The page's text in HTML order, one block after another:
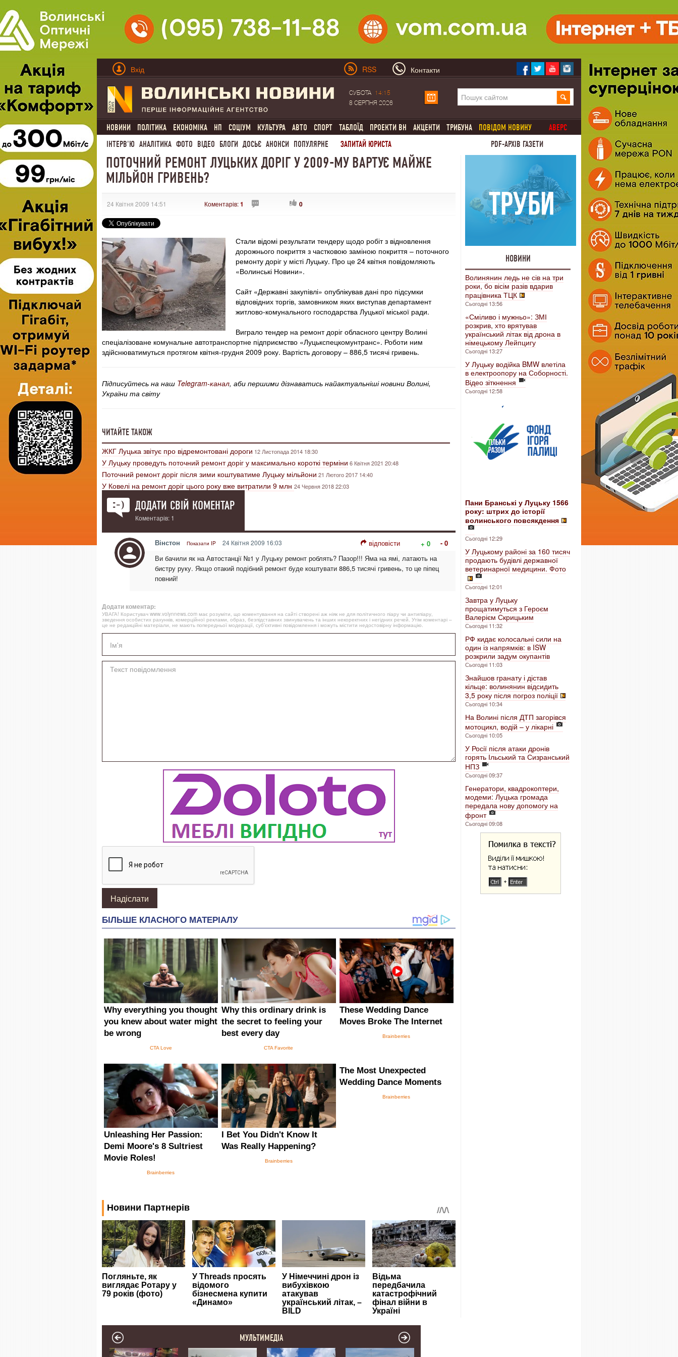
Вхід RSS Контакти
СУБОТА
14:15
8 СЕРПНЯ 2026
НОВИНИ ПОЛІТИКА ЕКОНОМІКА НП СОЦІУМ КУЛЬТУРА АВТО СПОРТ ТАБЛОЇД ПРОЕКТИ ВН АКЦЕНТИ ТРИБУНА ПОВІДОМ НОВИНУ
АВЕРС
ІНТЕРВ'Ю АНАЛІТИКА ФОТО ВІДЕО БЛОГИ ДОСЬЄ АНОНСИ ПОПУЛЯРНЕ ЗАПИТАЙ ЮРИСТА PDF-АРХІВ ГАЗЕТИ
ПОТОЧНИЙ РЕМОНТ ЛУЦЬКИХ ДОРІГ У 2009-МУ ВАРТУЄ МАЙЖЕ
МІЛЬЙОН ГРИВЕНЬ?
24 Квітня 2009 14:51 Коментарів:1 0
Стали відомі результати тендеру щодо робіт з відновлення
дорожнього покриття з частковою заміною покриття – поточного
ремонту доріг у місті Луцьку. Про це 24 квітня повідомляють
«Волинські Новини».
Сайт «Державні закупівлі» опублікував дані про підсумки
відповідних торгів, замовником яких виступав департамент
житлово-комунального господарства Луцької міської ради.
Виграло тендер на ремонт доріг обласного центру Волині
спеціалізоване комунальне автотранспортне підприємство «Луцькспецкомунтранс». Роботи ним
здійснюватимуться протягом квітня-грудня 2009 року. Вартість договору – 886,5 тисячі гривень.
Підписуйтесь на наш Telegram-канал, аби першими дізнаватись найактуальніші новини Волині,
України та світу
ЧИТАЙТЕ ТАКОЖ
ЖКГ Луцька звітує про відремонтовані дороги 12 Листопада 2014 18:30
У Луцьку проведуть поточний ремонт доріг у максимально короткі терміни 6 Квітня 2021 20:48
Поточний ремонт доріг після зими коштуватиме Луцьку мільйони 21 Лютого 2017 14:40
У Ковелі на ремонт доріг цього року вже витратили 9 млн 24 Червня 2018 22:03
ДОДАТИ СВІЙ КОМЕНТАР
Коментарів: 1
Вінстон Показати IP 24 Квітня 2009 16:03 відповісти + 0
- 0
Ви бачили як на Автостанції №1 у Луцьку ремонт роблять? Пазор!!! Яма на ямі, латають на
бистру руку. Якщо отакий подібний ремонт буде коштувати 886,5 тисячі гривень, то це піпец
повний!
Додати коментар:
УВАГА! Користувач www.volynnews.com має розуміти, що коментування на сайті створені аж ніяк не для політичного піару чи антипіару,
зведення особистих рахунків, комерційної реклами, образ, безпідставних звинувачень та інших некоректних і негідних речей. Утім коментарі –
це не редакційні матеріали, не мають попередньої модерації, суб’єктивні повідомлення і можуть містити недостовірну інформацію.
НОВИНИ
Волинянин ледь не сів на три
роки, бо вісім разів вдарив
працівника ТЦК
Сьогодні 13:56
«Сміливо і мужньо»: ЗМІ
розкрив, хто врятував
український літак від дрона в
німецькому Лейпцигу
Сьогодні 13:27
У Луцьку водійка BMW влетіла
в електроопору на Соборності.
Відео зіткнення
Сьогодні 12:58
Пани Бранські у Луцьку 1566
року: штрих до історії
волинського повсякдення
Сьогодні 12:29
У Луцькому районі за 160 тисяч
продають будівлі державної
ветеринарної медицини. Фото
Сьогодні 12:01
Завтра у Луцьку
прощатимуться з Героєм
Валерієм Скрицьким
Сьогодні 11:32
РФ кидає колосальні сили на
один із напрямків: в ISW
розкрили задум окупантів
Сьогодні 11:03
Знайшов гранату і дістав
кільце: волинянин відсидить
3,5 року після погроз поліції
Сьогодні 10:34
На Волині після ДТП загорівся
мотоцикл, водій – у лікарні
Сьогодні 10:05
У Росії після атаки дронів
горять Ільський та Сизранський
НПЗ
Сьогодні 09:37
Генератори, квадрокоптери,
модеми: Луцька громада
передала нову допомогу на
фронт
Сьогодні 09:08
МУЛЬТИМЕДІА